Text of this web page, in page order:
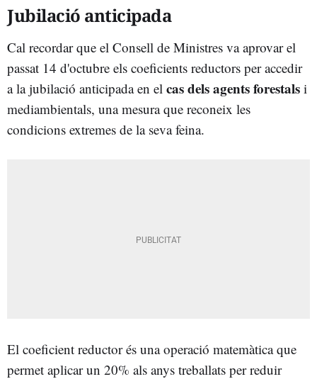
Jubilació anticipada
Cal recordar que el Consell de Ministres va aprovar el
passat 14 d'octubre els coeficients reductors per accedir
a la jubilació anticipada en el cas dels agents forestals i
mediambientals, una mesura que reconeix les
condicions extremes de la seva feina.
El coeficient reductor és una operació matemàtica que
permet aplicar un 20% als anys treballats per reduir